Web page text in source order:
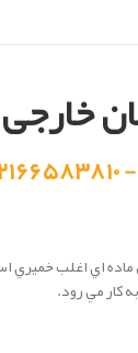
خارجی
اي اغلب خميري
كار مي رود.